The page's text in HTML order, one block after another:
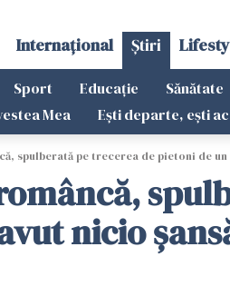
Internațional Știri
Sport Educație Sănătate
Mea
Ești departe, ești
spulberată pe trecerea de pietoni de
nicio